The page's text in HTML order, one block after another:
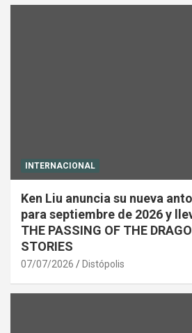
INTERNACIONAL
Ken Liu anuncia su nueva
para septiembre de 2026 y
THE PASSING OF THE
STORIES
07/07/2026 Distópolis